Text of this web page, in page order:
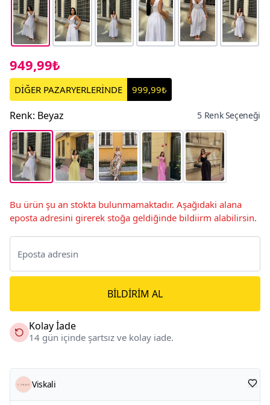
949,99₺
DİĞER PAZARYERLERİNDE 999,99₺
Renk: Beyaz 5 Renk Seçeneği
Bu ürün şu an stokta bulunmamaktadır. Aşağıdaki alana
eposta adresini girerek stoğa geldiğinde bildiirm alabilirsin.
BILDIRIM AL
Kolay İade
14 gün içinde şartsız ve kolay iade.
Viskali